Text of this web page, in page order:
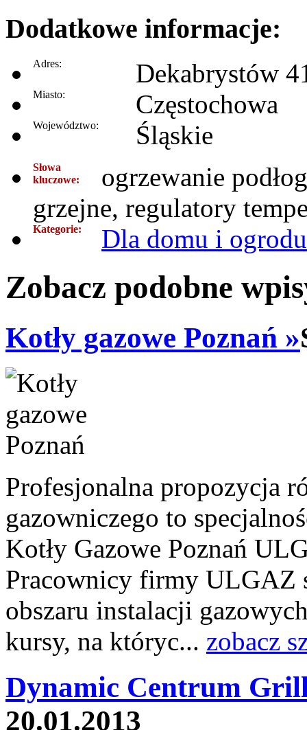
Dodatkowe informacje:
Adres: Dekabrystów
Miasto: Częstochowa
Województwo: Śląskie
Słowa
kluczowe:
ogrzewanie
grzejne, regulatory
Kategorie: Dla domu i ogrodu
Zobacz podobne
Kotły gazowe Poznań »
Profesjonalna propozycja
gazowniczego to
Kotły Gazowe Poznań
Pracownicy firmy ULGAZ
obszaru instalacji
kursy, na któryc... zobacz
Dynamic Centrum
20.01.2013